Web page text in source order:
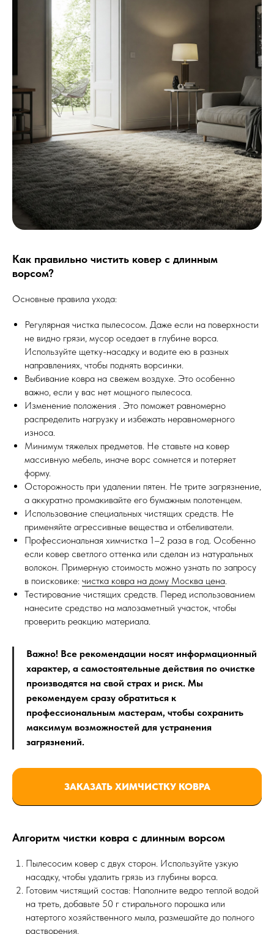
Как правильно чистить ковер с длинным
ворсом?
Основные правила ухода:
Регулярная чистка пылесосом. Даже если на поверхности
не видно грязи, мусор оседает в глубине ворса.
Используйте щетку-насадку и водите ею в разных
направлениях, чтобы поднять ворсинки.
Выбивание ковра на свежем воздухе. Это особенно
важно, если у вас нет мощного пылесоса.
Изменение положения . Это поможет равномерно
распределить нагрузку и избежать неравномерного
износа.
Минимум тяжелых предметов. Не ставьте на ковер
массивную мебель, иначе ворс сомнется и потеряет
форму.
Осторожность при удалении пятен. Не трите загрязнение,
а аккуратно промакивайте его бумажным полотенцем.
Использование специальных чистящих средств. Не
применяйте агрессивные вещества и отбеливатели.
Профессиональная химчистка 1–2 раза в год. Особенно
если ковер светлого оттенка или сделан из натуральных
волокон. Примерную стоимость можно узнать по запросу
в поисковике: чистка ковра на дому Москва цена.
Тестирование чистящих средств. Перед использованием
нанесите средство на малозаметный участок, чтобы
проверить реакцию материала.
Важно! Все рекомендации носят информационный
характер, а самостоятельные действия по очистке
производятся на свой страх и риск. Мы
рекомендуем сразу обратиться к
профессиональным мастерам, чтобы сохранить
максимум возможностей для устранения
загрязнений.
ЗАКАЗАТЬ ХИМЧИСТКУ КОВРА
Алгоритм чистки ковра с длинным ворсом
Пылесосим ковер с двух сторон. Используйте узкую
насадку, чтобы удалить грязь из глубины ворса.
Готовим чистящий состав: Наполните ведро теплой водой
на треть, добавьте 50 г стирального порошка или
натертого хозяйственного мыла, размешайте до полного
растворения.